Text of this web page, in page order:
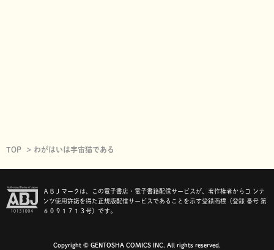
TOP わがはいは宇宙猫である
ＡＢＪマークは、この電子書店・電子書籍配信サービスが、著作権者からコ ンテ
ンツ使用許諾を得た正規版配信サービスであることを示す登録商標（登録 番号 第
６０９１７１３号）です。
Copyright © GENTOSHA COMICS INC. All rights reserved.